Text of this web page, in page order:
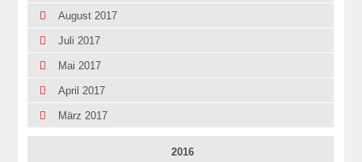
August 2017
Juli 2017
Mai 2017
April 2017
März 2017
2016